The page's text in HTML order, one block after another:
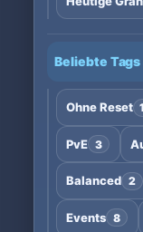
Beliebte
Ohne Reset
PvE 3
Balanced 2
Events 8